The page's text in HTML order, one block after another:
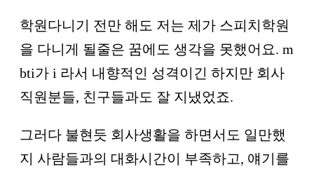
학원다니기 전만 해도 저는 제가 스피치학원
을 다니게 될줄은 꿈에도 생각을 못했어요. m
bti가 i 라서 내향적인 성격이긴 하지만 회사
직원분들, 친구들과도 잘 지냈었죠.
그러다 불현듯 회사생활을 하면서도 일만했
지 사람들과의 대화시간이 부족하고, 얘기를